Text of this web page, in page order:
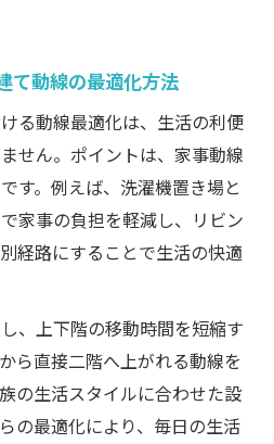
動線の最適化方法
る動線最適化は、生活の利便
せん。ポイントは、家事動線
す。例えば、洗濯機置き場と
家事の負担を軽減し、リビン
経路にすることで生活の快適
、上下階の移動時間を短縮す
ら直接二階へ上がれる動線を
の生活スタイルに合わせた設
の最適化により、毎日の生活